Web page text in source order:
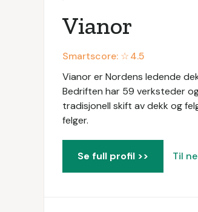
Vianor
Smartscore: ☆4.5
Vianor er Nordens ledende
Bedriften har 59 verksteder
tradisjonell skift av dekk og
felger.
Se full profil >> Til